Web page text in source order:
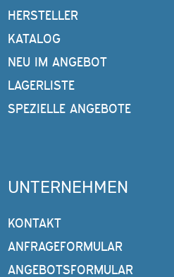
HERSTELLER
KATALOG
NEU IM ANGEBOT
LAGERLISTE
SPEZIELLE ANGEBOTE
UNTERNEHMEN
KONTAKT
ANFRAGEFORMULAR
ANGEBOTSFORMULAR